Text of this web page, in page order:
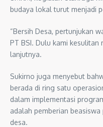
budaya lokal turut menjadi
“Bersih Desa, pertunjukan
PT BSI. Dulu kami kesulitan
lanjutnya.
Sukirno juga menyebut
berada di ring satu
dalam implementasi
adalah pemberian
desa.